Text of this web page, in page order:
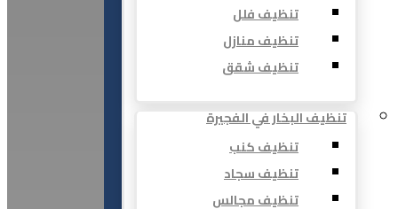
تنظيف فلل
تنظيف منازل
تنظيف شقق
تنظيف البخار في الفجيرة
تنظيف كنب
تنظيف سجاد
تنظيف مجالس